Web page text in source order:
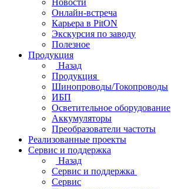
Новости
Онлайн-встреча
Карьера в PitON
Экскурсия по заводу
Полезное
Продукция
Назад
Продукция
Шинопроводы/Токопроводы
ИБП
Осветительное оборудование
Аккумуляторы
Преобразователи частоты
Реализованные проекты
Сервис и поддержка
Назад
Сервис и поддержка
Сервис